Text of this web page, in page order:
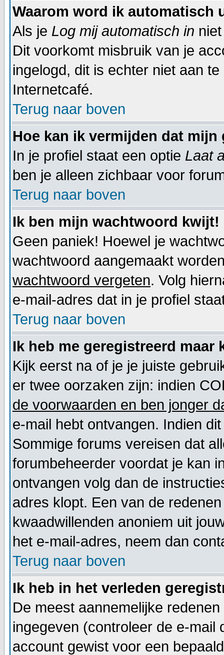
Waarom word ik automatisch
Als je Log mij automatisch in
Dit voorkomt misbruik van je
ingelogd, dit is echter niet aan
Internetcafé.
Terug naar boven
Hoe kan ik vermijden dat
In je profiel staat een optie Laat
ben je alleen zichbaar voor
Terug naar boven
Ik ben mijn wachtwoord kwijt!
Geen paniek! Hoewel je
wachtwoord aangemaakt
wachtwoord vergeten. Volg
e-mail-adres dat in je profiel
Terug naar boven
Ik heb me geregistreerd maar
Kijk eerst na of je je juiste
er twee oorzaken zijn: indien
de voorwaarden en ben jonger
e-mail hebt ontvangen. Indien
Sommige forums vereisen dat
forumbeheerder voordat je kan
ontvangen volg dan de
adres klopt. Een van de
kwaadwillenden anoniem uit
het e-mail-adres, neem dan
Terug naar boven
Ik heb in het verleden
De meest aannemelijke
ingegeven (controleer de e-mail
account gewist voor een